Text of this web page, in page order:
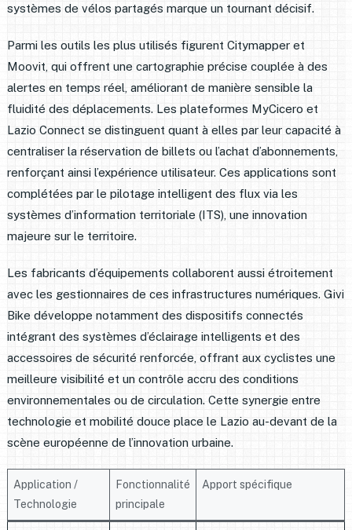
systèmes de vélos partagés marque un tournant décisif.
Parmi les outils les plus utilisés figurent Citymapper et
Moovit, qui offrent une cartographie précise couplée à des
alertes en temps réel, améliorant de manière sensible la
fluidité des déplacements. Les plateformes MyCicero et
Lazio Connect se distinguent quant à elles par leur capacité à
centraliser la réservation de billets ou l’achat d’abonnements,
renforçant ainsi l’expérience utilisateur. Ces applications sont
complétées par le pilotage intelligent des flux via les
systèmes d’information territoriale (ITS), une innovation
majeure sur le territoire.
Les fabricants d’équipements collaborent aussi étroitement
avec les gestionnaires de ces infrastructures numériques. Givi
Bike développe notamment des dispositifs connectés
intégrant des systèmes d’éclairage intelligents et des
accessoires de sécurité renforcée, offrant aux cyclistes une
meilleure visibilité et un contrôle accru des conditions
environnementales ou de circulation. Cette synergie entre
technologie et mobilité douce place le Lazio au-devant de la
scène européenne de l’innovation urbaine.
Application /
Technologie
Fonctionnalité
principale
Apport spécifique